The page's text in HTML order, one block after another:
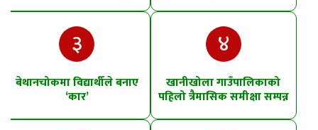
३
बेथानचोकमा विद्यार्थीले बनाए
‘कार’
४
खानीखोला गाउँपालिकाको
पहिलो त्रैमासिक समीक्षा सम्पन्न